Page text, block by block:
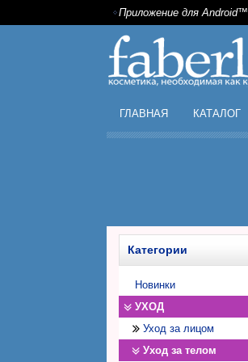
Приложение для Android™
ГЛАВНАЯ КАТАЛОГ
Категории
Новинки
УХОД
Уход за лицом
Дневной крем
Уход за телом